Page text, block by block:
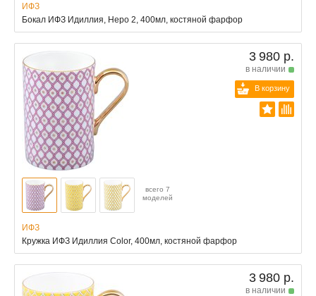
ИФЗ
Бокал ИФЗ Идиллия, Неро 2, 400мл, костяной фарфор
3 980 р.
в наличии
В корзину
всего 7
моделей
ИФЗ
Кружка ИФЗ Идиллия Color, 400мл, костяной фарфор
3 980 р.
в наличии